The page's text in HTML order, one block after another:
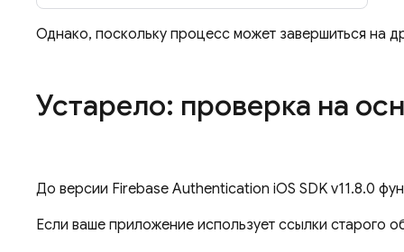
Однако, поскольку процесс может завершиться на
Устарело: проверка на
До версии Firebase Authentication iOS SDK v11.8.0
Если ваше приложение использует ссылки старого